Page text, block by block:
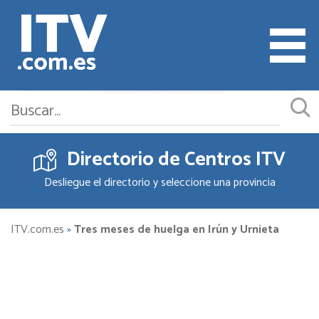
Cita ITV
Cambiar o Anular Cita
Empresas ITV
Directorio de Centros ITV
Desliegue el directorio y seleccione una provincia
ITV.com.es»Tres meses de huelga en Irún y Urnieta